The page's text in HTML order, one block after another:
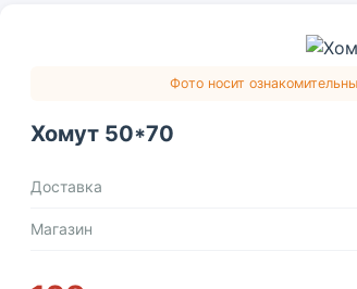
Фото носит
Хомут 50*70
Доставка
Магазин